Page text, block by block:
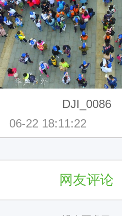
DJI_0086
06-22 18:11:22
网友评论